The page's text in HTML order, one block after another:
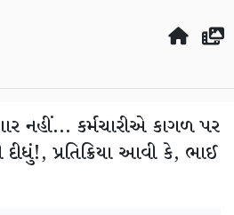
નહીં... કર્મચારીએ કાગળ પર
પ્રતિક્રિયા આવી કે, ભાઈ